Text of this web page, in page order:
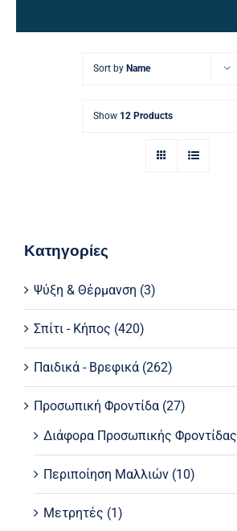
Sort by Name
Show 12 Products
Κατηγορίες
Ψύξη & Θέρμανση (3)
Σπίτι - Κήπος (420)
Παιδικά - Βρεφικά (262)
Προσωπική Φροντίδα (27)
Διάφορα Προσωπικής Φροντίδας
Περιποίηση Μαλλιών (10)
Μετρητές (1)